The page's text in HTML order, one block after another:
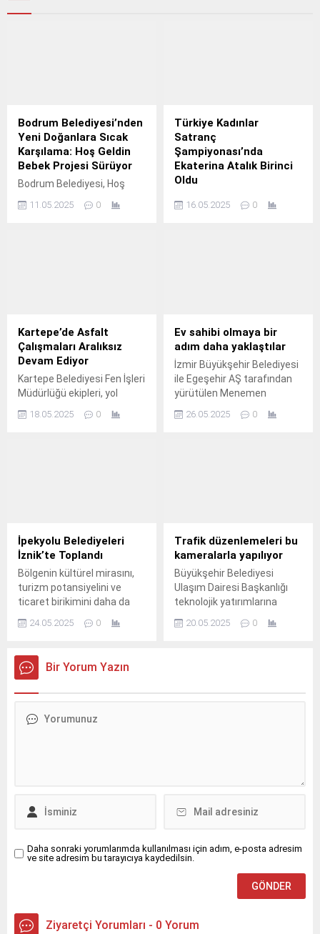
Bodrum Belediyesi’nden
Yeni Doğanlara Sıcak
Karşılama: Hoş Geldin
Bebek Projesi Sürüyor
Bodrum Belediyesi, Hoş
kapsamında yeni doğan
aileleri için hayata geçirdiği
Hoş Geldin Bebek Projesi
kapsamında ziyaretlerine
devam ediyor. Projeyi
yürüten Bodrum Belediyesi
Basın Yayın ve Halkla...
11.05.2025 0
Türkiye Kadınlar
Satranç
Şampiyonası’nda
Ekaterina Atalık Birinci
Oldu
Satranç Şampiyonası’nda
Uluslararası Usta (IM)
Ekaterina Atalık şampiyon
oldu. Şampiyonanın
finalinde Atalık, Ezgi Mutlu
ve WFM Elif Zeren Yıldız’ı
geride bırakarak...
16.05.2025 0
Kartepe’de Asfalt
Çalışmaları Aralıksız
Devam Ediyor
Kartepe Belediyesi Fen İşleri
Müdürlüğü ekipleri, yol
vatandaşların ulaşımını
18.05.2025 0
Ev sahibi olmaya bir
adım daha yaklaştılar
İzmir Büyükşehir Belediyesi
ile Egeşehir AŞ tarafından
yürütülen Menemen
teslim ve kontrol süreci
26.05.2025 0
İpekyolu Belediyeleri
İznik’te Toplandı
Bölgenin kültürel mirasını,
turizm potansiyelini ve
ticaret birikimini daha da
haline gelme hedefiyle
İpekyolu Belediyeleri Turizm
ve Kalkınma Birliği, olağan
24.05.2025 0
Trafik düzenlemeleri bu
kameralarla yapılıyor
Büyükşehir Belediyesi
Ulaşım Dairesi Başkanlığı
teknolojik yatırımlarına
20.05.2025 0
Bir Yorum Yazın
Daha sonraki yorumlarımda kullanılması için adım, e-posta adresim
ve site adresim bu tarayıcıya kaydedilsin.
Ziyaretçi Yorumları - 0 Yorum